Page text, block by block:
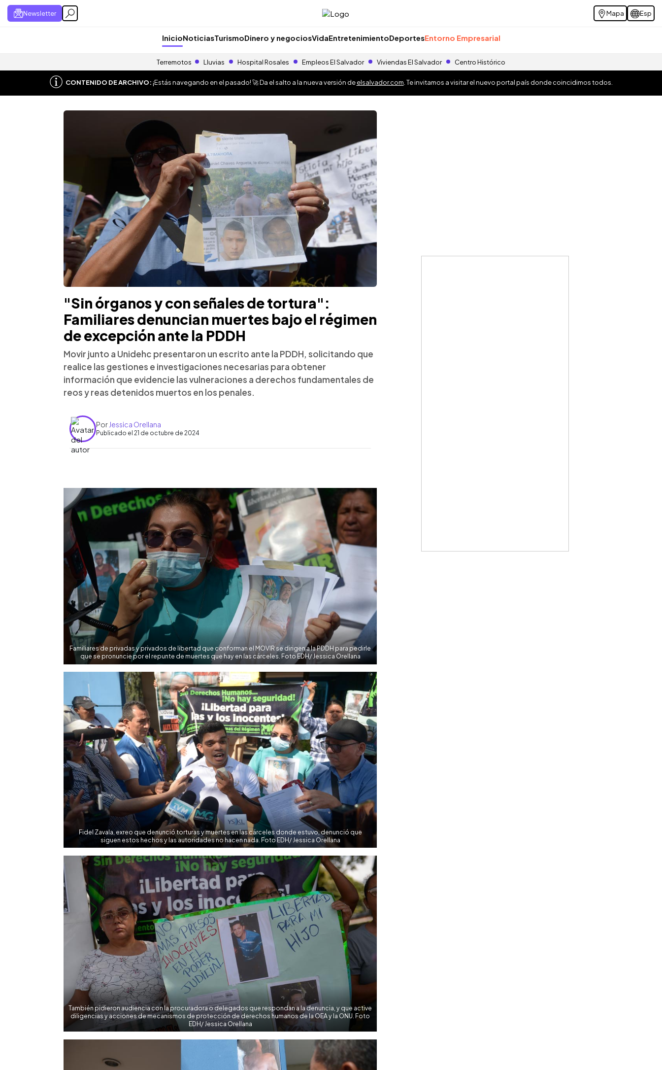
Newsletter Mapa Esp
InicioNoticiasTurismoDinero y negociosVidaEntretenimientoDeportesEntorno Empresarial
Terremotos Lluvias Hospital Rosales Empleos El Salvador Viviendas El Salvador Centro Histórico
CONTENIDO DE ARCHIVO:¡Estás navegando en el pasado! 🚀 Da el salto a la nueva versión deelsalvador.com . Te invitamos a visitar el nuevo portal país donde coincidimos todos.
"Sin órganos y con señales de tortura":
Familiares denuncian muertes bajo el régimen
de excepción ante la PDDH
Movir junto a Unidehc presentaron un escrito ante la PDDH, solicitando que
realice las gestiones e investigaciones necesarias para obtener
información que evidencie las vulneraciones a derechos fundamentales de
reos y reas detenidos muertos en los penales.
Por Jessica Orellana
Publicado el 21 de octubre de 2024
► Escuchar artículo
Familiares de privadas y privados de libertad que conforman el MOVIR se dirigen a la PDDH para pedirle
que se pronuncie por el repunte de muertes que hay en las cárceles. Foto EDH/ Jessica Orellana
Fidel Zavala, exreo que denunció torturas y muertes en las cárceles donde estuvo, denunció que
siguen estos hechos y las autoridades no hacen nada. Foto EDH/ Jessica Orellana
También pidieron audiencia con la procuradora o delegados que respondan a la denuncia, y que active
diligencias y acciones de mecanismos de protección de derechos humanos de la OEA y la ONU. Foto
EDH/ Jessica Orellana